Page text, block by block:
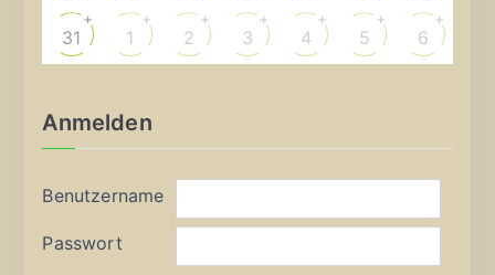
31
+
1
+
2
+
3
+
4
+
5
+
6
+
Anmelden
Benutzername
Passwort